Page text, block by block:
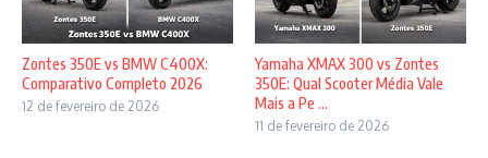
Zontes 350E vs BMW C400X:
Comparativo Completo 2026
12 de fevereiro de 2026
Yamaha XMAX 300 vs Zontes
350E: Qual Scooter Média Vale
Mais a Pe ...
11 de fevereiro de 2026